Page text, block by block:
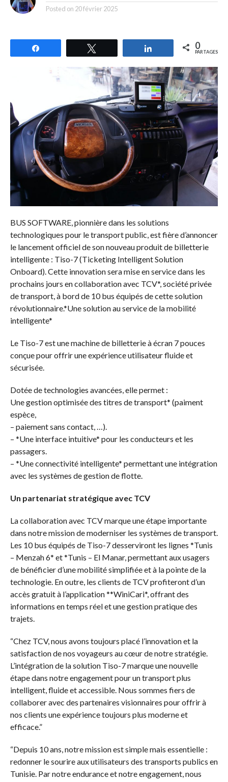
Posted on 20 février 2025
Partagez 0
PARTAGES
BUS SOFTWARE, pionnière dans les solutions
technologiques pour le transport public, est fière d’annoncer
le lancement officiel de son nouveau produit de billetterie
intelligente : Tiso-7 (Ticketing Intelligent Solution
Onboard). Cette innovation sera mise en service dans les
prochains jours en collaboration avec TCV*, société privée
de transport, à bord de 10 bus équipés de cette solution
révolutionnaire.*Une solution au service de la mobilité
intelligente*
Le Tiso-7 est une machine de billetterie à écran 7 pouces
conçue pour offrir une expérience utilisateur fluide et
sécurisée.
Dotée de technologies avancées, elle permet :
Une gestion optimisée des titres de transport* (paiment
espèce,
– paiement sans contact, …).
– *Une interface intuitive* pour les conducteurs et les
passagers.
– *Une connectivité intelligente* permettant une intégration
avec les systèmes de gestion de flotte.
Un partenariat stratégique avec TCV
La collaboration avec TCV marque une étape importante
dans notre mission de moderniser les systèmes de transport.
Les 10 bus équipés de Tiso-7 desserviront les lignes *Tunis
– Menzah 6* et *Tunis – El Manar, permettant aux usagers
de bénéficier d’une mobilité simplifiée et à la pointe de la
technologie. En outre, les clients de TCV profiteront d’un
accès gratuit à l’application **WiniCari*, offrant des
informations en temps réel et une gestion pratique des
trajets.
“Chez TCV, nous avons toujours placé l’innovation et la
satisfaction de nos voyageurs au cœur de notre stratégie.
L’intégration de la solution Tiso-7 marque une nouvelle
étape dans notre engagement pour un transport plus
intelligent, fluide et accessible. Nous sommes fiers de
collaborer avec des partenaires visionnaires pour offrir à
nos clients une expérience toujours plus moderne et
efficace.”
“Depuis 10 ans, notre mission est simple mais essentielle :
redonner le sourire aux utilisateurs des transports publics en
Tunisie. Par notre endurance et notre engagement, nous